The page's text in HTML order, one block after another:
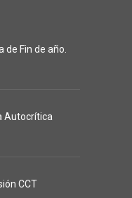
de Fin de año.
Autocrítica
CCT